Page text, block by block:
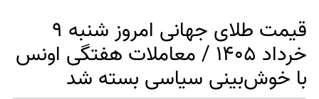
قیمت طلای جهانی امروز شنبه 9
خرداد 1405 / معاملات هفتگی اونس
با خوش‌بینی سیاسی بسته شد